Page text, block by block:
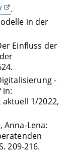
.
in der
Einfluss der
-
in:
1/2022,
Anna-Lena:
209-216.